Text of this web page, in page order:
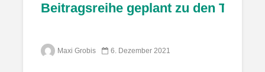
Beitragsreihe geplant zu den
Maxi Grobis 6. Dezember 2021